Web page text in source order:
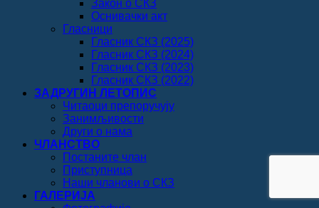
Закон о СКЗ
Оснивачки акт
Гласници
Гласник СКЗ (2025)
Гласник СКЗ (2024)
Гласник СКЗ (2023)
Гласник СКЗ (2022)
ЗАДРУГИН ЛЕТОПИС
Читаоци препоручују
Занимљивости
Други о нама
ЧЛАНСТВО
Постаните члан
Приступница
Наши чланови о СКЗ
ГАЛЕРИЈА